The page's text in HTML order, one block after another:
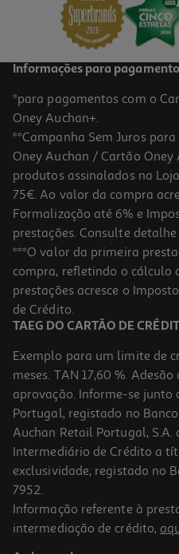
Comida Húmida Gato Kitcat
19.38 €/Kg
1,55 €
Comida Húmida Gato Kitcat Atum
Informações para
*para pagamentos com o
Oney Auchan+.
**Campanha Sem Juros
Oney Auchan / Cartão Oney
produtos assinalados na
75€. Ao valor da compra
Formalização até 6% e
prestações. Consulte detalhe
***O valor da primeira
compra, refletindo o cálculo
prestações acresce o
de Crédito.
TAEG DO CARTÃO DE
Exemplo para um limite de
meses. TAN 17,60 %.
aprovação. Informe-se junto
Portugal, registado no
Auchan Retail Portugal,
Intermediário de Crédito a
exclusividade, registado no
7952.
Informação referente à
intermediação de crédito,